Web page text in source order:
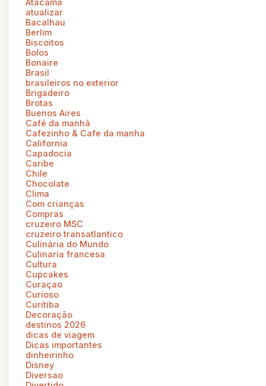
atualizar
Bacalhau
Berlim
Biscoitos
Bolos
Bonaire
Brasil
brasileiros no exterior
Brigadeiro
Brotas
Buenos Aires
Café da manhã
Cafezinho & Cafe da manha
California
Capadocia
Caribe
Chile
Chocolate
Clima
Com crianças
Compras
cruzeiro MSC
cruzeiro transatlantico
Culinária do Mundo
Culinaria francesa
Cultura
Cupcakes
Curaçao
Curioso
Curitiba
Decoração
destinos 2026
dicas de viagem
Dicas importantes
dinheirinho
Disney
Diversao